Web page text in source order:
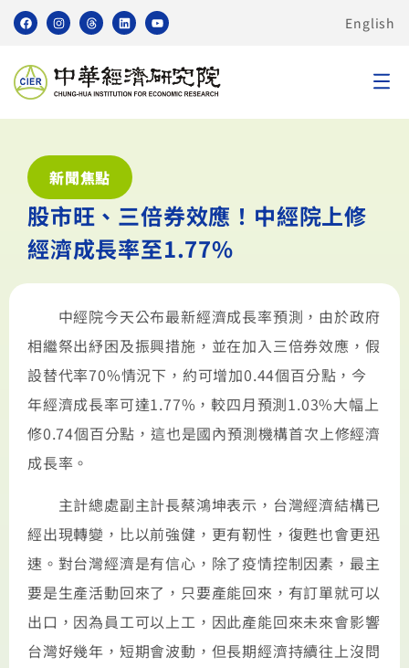
English
新聞焦點
股市旺、三倍券效應！中經院上修
經濟成長率至1.77%
中經院今天公布最新經濟成長率預測，由於政府
相繼祭出紓困及振興措施，並在加入三倍券效應，假
設替代率70%情況下，約可增加0.44個百分點，今
年經濟成長率可達1.77%，較四月預測1.03%大幅上
修0.74個百分點，這也是國內預測機構首次上修經濟
成長率。
主計總處副主計長蔡鴻坤表示，台灣經濟結構已
經出現轉變，比以前強健，更有靭性，復甦也會更迅
速。對台灣經濟是有信心，除了疫情控制因素，最主
要是生產活動回來了，只要產能回來，有訂單就可以
出口，因為員工可以上工，因此產能回來未來會影響
台灣好幾年，短期會波動，但長期經濟持續往上沒問